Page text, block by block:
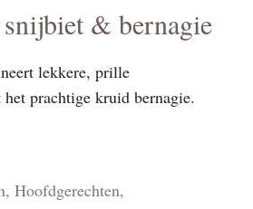
& bernagie
lekkere, prille
prachtige kruid bernagie.
, Hoofdgerechten,